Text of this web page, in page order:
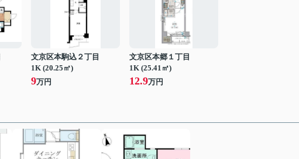
文京区本駒込２丁目
1K (20.25㎡)
9万円
文京区本郷１丁目
1K (25.41㎡)
12.9万円